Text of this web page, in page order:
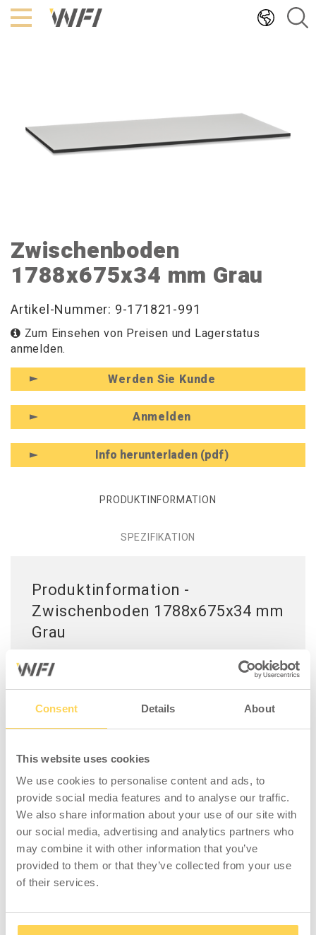
Consent Details About
This website uses cookies
We use cookies to personalise content and ads, to
provide social media features and to analyse our traffic.
We also share information about your use of our site with
our social media, advertising and analytics partners who
may combine it with other information that you’ve
provided to them or that they’ve collected from your use
of their services.
Hoppa
till
Zwischenboden
1788x675x34 mm Grau
Artikel-Nummer: 9-171821-991
Zum Einsehen von Preisen und Lagerstatus
anmelden.
Werden Sie Kunde
Anmelden
Info herunterladen (pdf)
PRODUKTINFORMATION
SPEZIFIKATION
Produktinformation -
Zwischenboden 1788x675x34 mm
Grau
Zwischenboden aus grauem Laminat mit
robuster, abriebfester Oberfläche und guter
Beständigkeit gegen Flüssigkeiten und
Chemikalien, sowie leicht zu reinigen. Kante
aus grauem ABS. Die Tischplatte hat einen
Holzfaserplatte verleimt.
Schaffen Sie Ihren individuellen Arbeitstisch
aus einer breiten Auswahl von Tischplatten,
Zwischenböden und Tischrahmen. Erstellen
Sie so ein funktionales Möbelstück, das sich
leicht mit anderen Einrichtungsgegenständen
kombinieren lässt.
ACHTUNG: Bitte beachten Sie, dass die